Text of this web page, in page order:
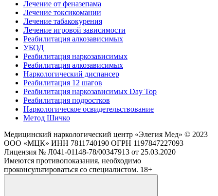
Лечение от феназепама
Лечение токсикомании
Лечение табакокурения
Лечение игровой зависимости
Реабилитация алкозависимых
УБОД
Реабилитация наркозависимых
Реабилитация алкозависимых
Наркологический диспансер
Реабилитация 12 шагов
Реабилитация наркозависимых Day Top
Реабилитация подростков
Наркологическое освидетельствование
Метод Шичко
Медицинский наркологический центр «Элегия Мед» © 2023
ООО «МЦК» ИНН 7811740190 ОГРН 1197847227093
Лицензия № Л041-01148-78/00347913 от 25.03.2020
Имеются противопоказания, необходимо
проконсультироваться со специалистом. 18+